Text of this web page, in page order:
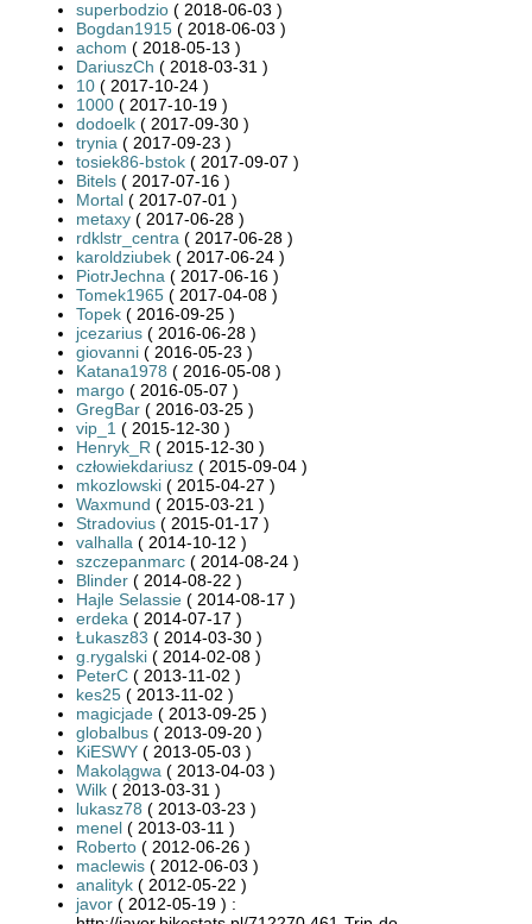
superbodzio ( 2018-06-03 )
Bogdan1915 ( 2018-06-03 )
achom ( 2018-05-13 )
DariuszCh ( 2018-03-31 )
10 ( 2017-10-24 )
1000 ( 2017-10-19 )
dodoelk ( 2017-09-30 )
trynia ( 2017-09-23 )
tosiek86-bstok ( 2017-09-07 )
Bitels ( 2017-07-16 )
Mortal ( 2017-07-01 )
metaxy ( 2017-06-28 )
rdklstr_centra ( 2017-06-28 )
karoldziubek ( 2017-06-24 )
PiotrJechna ( 2017-06-16 )
Tomek1965 ( 2017-04-08 )
Topek ( 2016-09-25 )
jcezarius ( 2016-06-28 )
giovanni ( 2016-05-23 )
Katana1978 ( 2016-05-08 )
margo ( 2016-05-07 )
GregBar ( 2016-03-25 )
vip_1 ( 2015-12-30 )
Henryk_R ( 2015-12-30 )
człowiekdariusz ( 2015-09-04 )
mkozlowski ( 2015-04-27 )
Waxmund ( 2015-03-21 )
Stradovius ( 2015-01-17 )
valhalla ( 2014-10-12 )
szczepanmarc ( 2014-08-24 )
Blinder ( 2014-08-22 )
Hajle Selassie ( 2014-08-17 )
erdeka ( 2014-07-17 )
Łukasz83 ( 2014-03-30 )
g.rygalski ( 2014-02-08 )
PeterC ( 2013-11-02 )
kes25 ( 2013-11-02 )
magicjade ( 2013-09-25 )
globalbus ( 2013-09-20 )
KiESWY ( 2013-05-03 )
Makolągwa ( 2013-04-03 )
Wilk ( 2013-03-31 )
lukasz78 ( 2013-03-23 )
menel ( 2013-03-11 )
Roberto ( 2012-06-26 )
maclewis ( 2012-06-03 )
analityk ( 2012-05-22 )
javor ( 2012-05-19 ) :